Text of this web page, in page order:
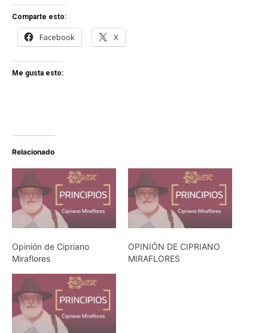
Comparte esto:
Facebook X
Me gusta esto:
Relacionado
Opinión de Cipriano
Miraflores
OPINIÓN DE CIPRIANO
MIRAFLORES